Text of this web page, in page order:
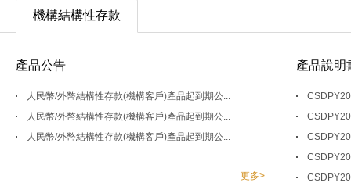
機構結構性存款
產品公告
人民幣/外幣結構性存款(機構客戶)產品起到期公...
人民幣/外幣結構性存款(機構客戶)產品起到期公...
人民幣/外幣結構性存款(機構客戶)產品起到期公...
更多>
產品說明